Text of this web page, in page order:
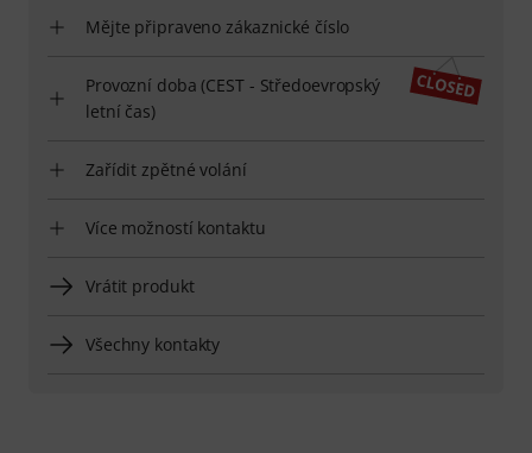
Mějte připraveno zákaznické číslo
Provozní doba (CEST - Středoevropský
letní čas)
Zařídit zpětné volání
Více možností kontaktu
Vrátit produkt
Všechny kontakty